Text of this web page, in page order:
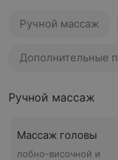
Ручной массаж
Дополнительные
Ручной массаж
Массаж головы
лобно-височной и